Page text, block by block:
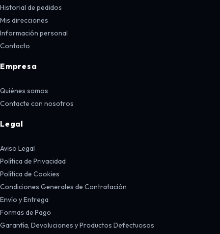
Historial de pedidos
Mis direcciones
Información personal
Contacto
Empresa
Quiénes somos
Contacte con nosotros
Legal
Aviso Legal
Política de Privacidad
Política de Cookies
Condiciones Generales de Contratación
Envío y Entrega
Formas de Pago
Garantía, Devoluciones y Productos Defectuosos